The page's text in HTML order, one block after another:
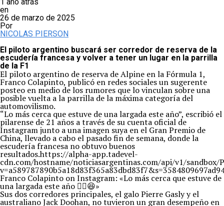
en
26 de marzo de 2025
Por
NICOLAS PIERSON
El piloto argentino buscará ser corredor de reserva de la
escudería francesa y volver a tener un lugar en la parrilla
de la F1
El piloto argentino de reserva de Alpine en la Fórmula 1,
Franco Colapinto, publicó en redes sociales un sugerente
posteo en medio de los rumores que lo vinculan sobre una
posible vuelta a la parrilla de la máxima categoría del
automovilismo.
“Lo más cerca que estuve de una largada este año”, escribió el
pilarense de 21 años a través de su cuenta oficial de
Instagram junto a una imagen suya en el Gran Premio de
China, llevado a cabo el pasado fin de semana, donde la
escudería francesa no obtuvo buenos
resultados.https://alpha-app.tadevel-
cdn.com/hostname/noticiasargentinas.com/api/v1/sandbox/
Franco Colapinto on Instagram: «Lo más cerca que estuve de
una largada este año ✌🏼😆»
Sus dos corredores principales, el galo Pierre Gasly y el
australiano Jack Doohan, no tuvieron un gran desempeño en